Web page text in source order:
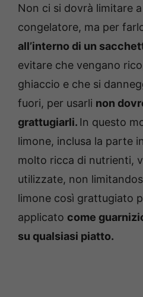
Non ci si dovrà limitare
congelatore, ma per
all’interno di un
evitare che vengano
ghiaccio e che si
fuori, per usarli non
grattugiarli. In questo
limone, inclusa la parte
molto ricca di nutrienti,
utilizzate, non
limone così grattugiato
applicato come
su qualsiasi piatto.